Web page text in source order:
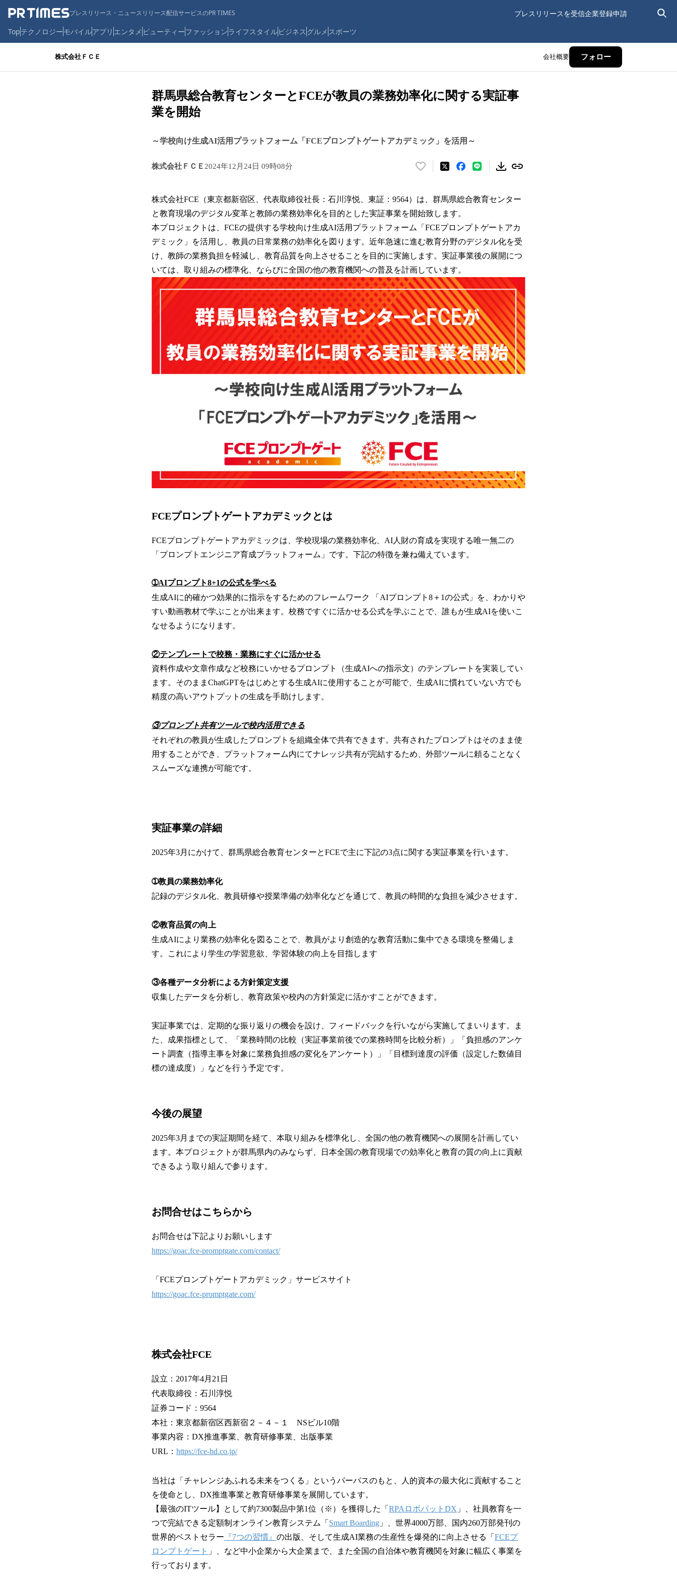
プレスリリース・ニュースリリース配信サービスのPR TIMES プレスリリースを受信企業登録申請
Topテクノロジーモバイルアプリ エンタメ ビューティーファッションライフスタイルビジネス グルメ スポーツ
株式会社ＦＣＥ 会社概要 フォロー
群馬県総合教育センターとFCEが教員の業務効率化に関する実証事
業を開始
～学校向け生成AI活用プラットフォーム「FCEプロンプトゲートアカデミック」を活用～
株式会社ＦＣＥ 2024年12月24日 09時08分
い
！
数
を
み
込
み
中
で
す
株式会社FCE（東京都新宿区、代表取締役社長：石川淳悦、東証：9564）は、群馬県総合教育センター
と教育現場のデジタル変革と教師の業務効率化を目的とした実証事業を開始致します。
本プロジェクトは、FCEの提供する学校向け生成AI活用プラットフォーム「FCEプロンプトゲートアカ
デミック」を活用し、教員の日常業務の効率化を図ります。近年急速に進む教育分野のデジタル化を受
け、教師の業務負担を軽減し、教育品質を向上させることを目的に実施します。実証事業後の展開につ
いては、取り組みの標準化、ならびに全国の他の教育機関への普及を計画しています。
FCEプロンプトゲートアカデミックとは
FCEプロンプトゲートアカデミックは、学校現場の業務効率化、AI人財の育成を実現する唯一無二の
「プロンプトエンジニア育成プラットフォーム」です。下記の特徴を兼ね備えています。
➀AIプロンプト8+1の公式を学べる
生成AIに的確かつ効果的に指示をするためのフレームワーク 「AIプロンプト8＋1の公式」を、わかりや
すい動画教材で学ぶことが出来ます。校務ですぐに活かせる公式を学ぶことで、誰もが生成AIを使いこ
なせるようになります。
②テンプレートで校務・業務にすぐに活かせる
資料作成や文章作成など校務にいかせるプロンプト（生成AIへの指示文）のテンプレートを実装してい
ます。そのままChatGPTをはじめとする生成AIに使用することが可能で、生成AIに慣れていない方でも
精度の高いアウトプットの生成を手助けします。
③プロンプト共有ツールで校内活用できる
それぞれの教員が生成したプロンプトを組織全体で共有できます。共有されたプロンプトはそのまま使
用することができ、プラットフォーム内にてナレッジ共有が完結するため、外部ツールに頼ることなく
スムーズな連携が可能です。
実証事業の詳細
2025年3月にかけて、群馬県総合教育センターとFCEで主に下記の3点に関する実証事業を行います。
➀教員の業務効率化
記録のデジタル化、教員研修や授業準備の効率化などを通じて、教員の時間的な負担を減少させます。
②教育品質の向上
生成AIにより業務の効率化を図ることで、教員がより創造的な教育活動に集中できる環境を整備しま
す。これにより学生の学習意欲、学習体験の向上を目指します
③各種データ分析による方針策定支援
収集したデータを分析し、教育政策や校内の方針策定に活かすことができます。
実証事業では、定期的な振り返りの機会を設け、フィードバックを行いながら実施してまいります。ま
た、成果指標として、「業務時間の比較（実証事業前後での業務時間を比較分析）」「負担感のアンケ
ート調査（指導主事を対象に業務負担感の変化をアンケート）」「目標到達度の評価（設定した数値目
標の達成度）」などを行う予定です。
今後の展望
2025年3月までの実証期間を経て、本取り組みを標準化し、全国の他の教育機関への展開を計画してい
ます。本プロジェクトが群馬県内のみならず、日本全国の教育現場での効率化と教育の質の向上に貢献
できるよう取り組んで参ります。
お問合せはこちらから
お問合せは下記よりお願いします
https://goac.fce-promptgate.com/contact/
「FCEプロンプトゲートアカデミック」サービスサイト
https://goac.fce-promptgate.com/
株式会社FCE
設立：2017年4月21日
代表取締役：石川淳悦
証券コード：9564
本社：東京都新宿区西新宿２－４－１ NSビル10階
事業内容：DX推進事業、教育研修事業、出版事業
URL： https://fce-hd.co.jp/
当社は「チャレンジあふれる未来をつくる」というパーパスのもと、人的資本の最大化に貢献すること
を使命とし、DX推進事業と教育研修事業を展開しています。
【最強のITツール】として約7300製品中第1位（※）を獲得した「 RPAロボパットDX 」、社員教育を一
つで完結できる定額制オンライン教育システム「 Smart Boarding 」、世界4000万部、国内260万部発刊の
世界的ベストセラー 『7つの習慣』 の出版、そして生成AI業務の生産性を爆発的に向上させる「 FCEプ
ロンプトゲート 」、など中小企業から大企業まで、また全国の自治体や教育機関を対象に幅広く事業を
行っております。